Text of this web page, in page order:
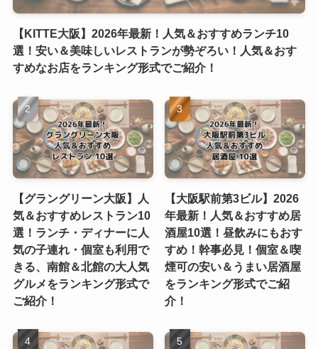
【KITTE大阪】2026年最新！人気＆おすすめランチ10
選！安い＆美味しいレストランが勢ぞろい！人気＆おす
すめなお店をランキング形式でご紹介！
【グラングリーン大阪】人
気＆おすすめレストラン10
選！ランチ・ディナーに人
気の子連れ・個室も利用で
きる、南館＆北館の大人気
グルメをランキング形式で
ご紹介！
【大阪駅前第3ビル】2026
年最新！人気＆おすすめ居
酒屋10選！昼飲みにもおす
すめ！幹事必見！個室＆喫
煙可の安い＆うまい居酒屋
をランキング形式でご紹
介！